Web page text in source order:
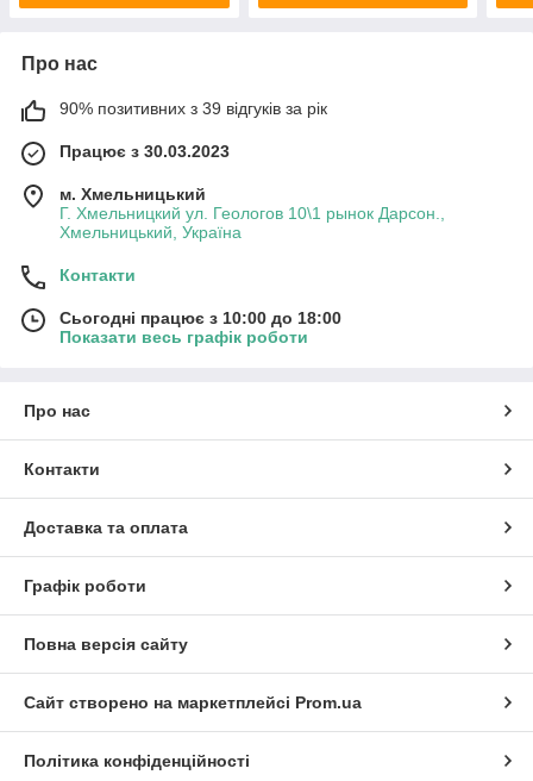
Про нас
90% позитивних з 39 відгуків за рік
Працює з 30.03.2023
м. Хмельницький
Г. Хмельницкий ул. Геологов 10\1 рынок Дарсон.,
Хмельницький, Україна
Контакти
Сьогодні працює з 10:00 до 18:00
Показати весь графік роботи
Про нас
Контакти
Доставка та оплата
Графік роботи
Повна версія сайту
Сайт створено на маркетплейсі Prom.ua
Політика конфіденційності